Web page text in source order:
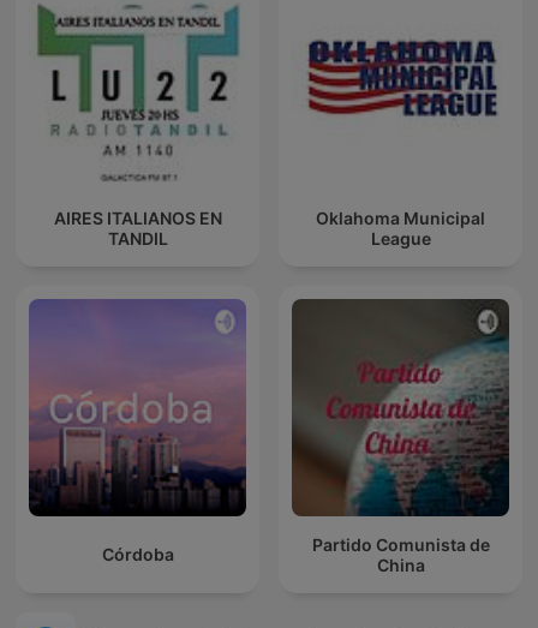
AIRES ITALIANOS EN
TANDIL
Oklahoma Municipal
League
Córdoba
Partido Comunista de
China